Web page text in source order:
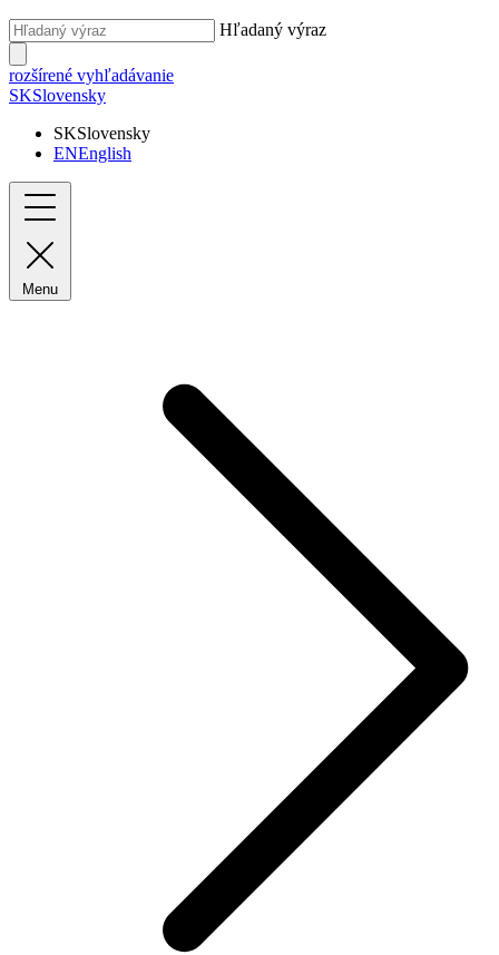
Hľadaný výraz
rozšírené vyhľadávanie
SKSlovensky
SKSlovensky
ENEnglish
Menu